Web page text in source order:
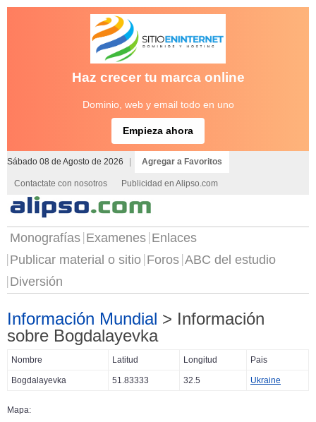
Haz crecer tu marca online
Dominio, web y email todo en uno
Empieza ahora
Sábado 08 de Agosto de 2026 Agregar a Favoritos
Contactate con nosotros Publicidad en Alipso.com
Monografías Examenes Enlaces
Publicar material o sitio Foros ABC del estudio
Diversión
Información Mundial > Información
sobre Bogdalayevka
Nombre Latitud Longitud Pais
Bogdalayevka 51.83333 32.5 Ukraine
Mapa: